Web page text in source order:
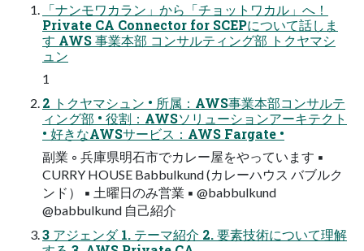
「ナンモワカラン」から「チョットワカル」へ！
Private CA Connector for SCEPについて話しま
す AWS 事業本部 コンサルティング部 トクヤマシ
ュン
1
2 トクヤマシュン • 所属：AWS事業本部コンサルテ
ィング部 • 役割：AWSソリューションアーキテクト
• 好きなAWSサービス：AWS Fargate •
副業 ◦ 兵庫県明石市でカレー屋をやっています ▪
CURRY HOUSE Babbulkund (カレーハウス バブルク
ンド） ▪ 土曜日のみ営業 ▪ @babbulkund
@babbulkund 自己紹介
3 アジェンダ 1. テーマ紹介 2. 要素技術について理解